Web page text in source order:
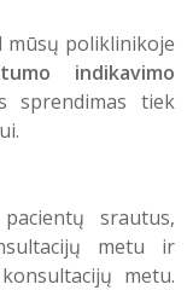
kabineto
Druskininkų
mūsų poliklinikoje
indikavimo
sprendimas tiek
srautus,
metu ir
metu.